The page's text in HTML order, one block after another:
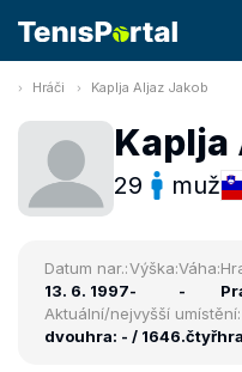
Hráči Kaplja Aljaz Jakob
Kaplja
29 muž
Datum nar.:
13. 6. 1997
Výška:
-
Váha:
-
Aktuální/nejvyšší umístění:
dvouhra: - / 1646.